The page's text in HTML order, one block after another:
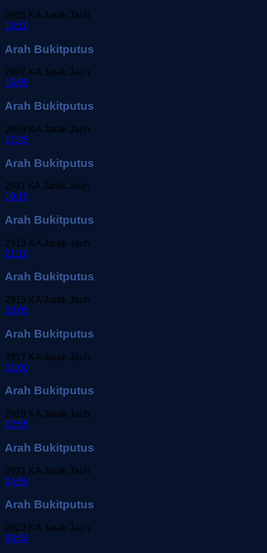
2905 KA Jarak Jauh
13:10
Arah Bukitputus
2907 KA Jarak Jauh
15:05
Arah Bukitputus
2909 KA Jarak Jauh
17:25
Arah Bukitputus
2911
KA Jarak Jauh
19:15
Arah Bukitputus
2913 KA Jarak Jauh
21:10
Arah Bukitputus
2915 KA Jarak Jauh
23:05
Arah Bukitputus
2917 KA Jarak Jauh
01:00
Arah Bukitputus
2919 KA Jarak Jauh
02:55
Arah Bukitputus
2921
KA Jarak Jauh
04:55
Arah Bukitputus
2923 KA Jarak Jauh
06:50